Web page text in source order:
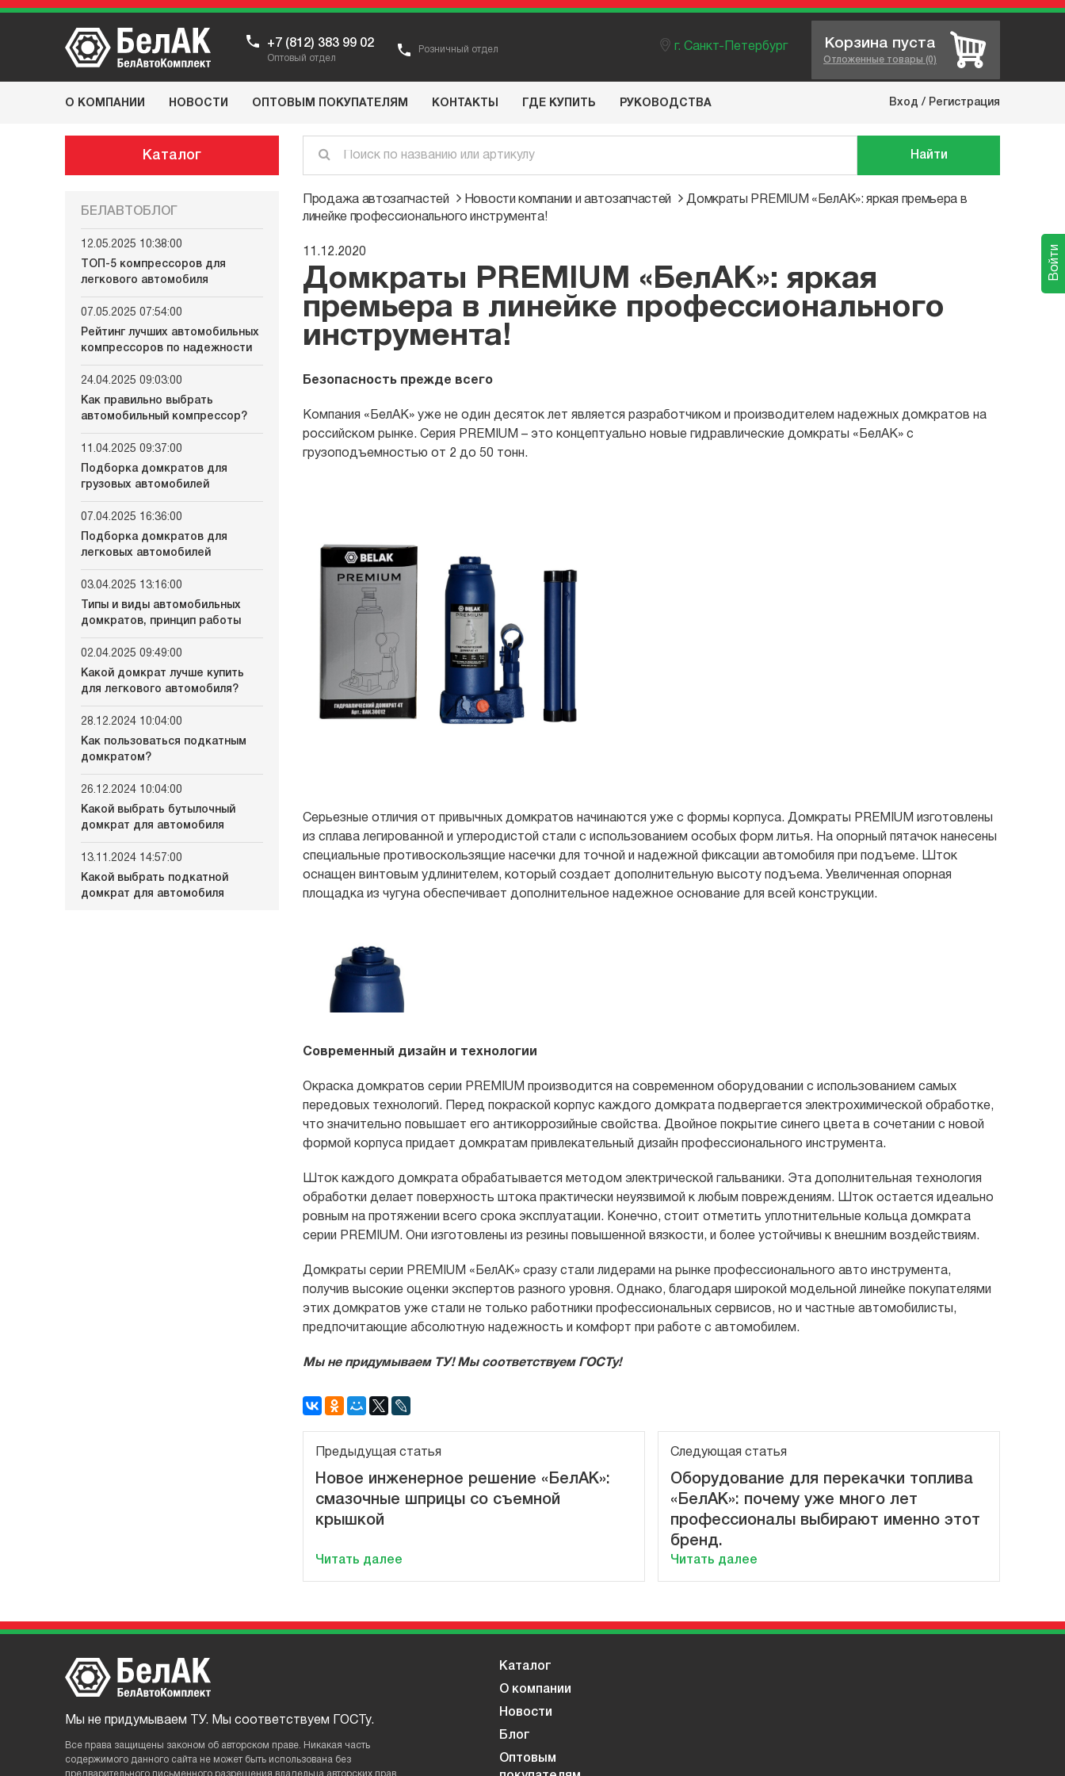
+7 (812) 383 99 02
Оптовый отдел
Розничный отдел г. Санкт-Петербург Корзина пуста
Отложенные товары (0)
О КОМПАНИИ НОВОСТИ ОПТОВЫМ ПОКУПАТЕЛЯМ КОНТАКТЫ ГДЕ КУПИТЬ РУКОВОДСТВА Вход / Регистрация
Каталог Найти
БЕЛАВТОБЛОГ
12.05.2025 10:38:00
ТОП-5 компрессоров для
легкового автомобиля
07.05.2025 07:54:00
Рейтинг лучших автомобильных
компрессоров по надежности
24.04.2025 09:03:00
Как правильно выбрать
автомобильный компрессор?
11.04.2025 09:37:00
Подборка домкратов для
грузовых автомобилей
07.04.2025 16:36:00
Подборка домкратов для
легковых автомобилей
03.04.2025 13:16:00
Типы и виды автомобильных
домкратов, принцип работы
02.04.2025 09:49:00
Какой домкрат лучше купить
для легкового автомобиля?
28.12.2024 10:04:00
Как пользоваться подкатным
домкратом?
26.12.2024 10:04:00
Какой выбрать бутылочный
домкрат для автомобиля
13.11.2024 14:57:00
Какой выбрать подкатной
домкрат для автомобиля
Продажа автозапчастей Новости компании и автозапчастей
Домкраты PREMIUM «БелАК»: яркая премьера в
линейке профессионального инструмента!
11.12.2020
Домкраты PREMIUM «БелАК»: яркая
премьера в линейке профессионального
инструмента!
Безопасность прежде всего
Компания «БелАК» уже не один десяток лет является разработчиком и производителем надежных домкратов на
российском рынке. Серия PREMIUM – это концептуально новые гидравлические домкраты «БелАК» с
грузоподъемностью от 2 до 50 тонн.
Серьезные отличия от привычных домкратов начинаются уже с формы корпуса. Домкраты PREMIUM изготовлены
из сплава легированной и углеродистой стали с использованием особых форм литья. На опорный пятачок нанесены
специальные противоскользящие насечки для точной и надежной фиксации автомобиля при подъеме. Шток
оснащен винтовым удлинителем, который создает дополнительную высоту подъема. Увеличенная опорная
площадка из чугуна обеспечивает дополнительное надежное основание для всей конструкции.
Современный дизайн и технологии
Окраска домкратов серии PREMIUM производится на современном оборудовании с использованием самых
передовых технологий. Перед покраской корпус каждого домкрата подвергается электрохимической обработке,
что значительно повышает его антикоррозийные свойства. Двойное покрытие синего цвета в сочетании с новой
формой корпуса придает домкратам привлекательный дизайн профессионального инструмента.
Шток каждого домкрата обрабатывается методом электрической гальваники. Эта дополнительная технология
обработки делает поверхность штока практически неуязвимой к любым повреждениям. Шток остается идеально
ровным на протяжении всего срока эксплуатации. Конечно, стоит отметить уплотнительные кольца домкрата
серии PREMIUM. Они изготовлены из резины повышенной вязкости, и более устойчивы к внешним воздействиям.
Домкраты серии PREMIUM «БелАК» сразу стали лидерами на рынке профессионального авто инструмента,
получив высокие оценки экспертов разного уровня. Однако, благодаря широкой модельной линейке покупателями
этих домкратов уже стали не только работники профессиональных сервисов, но и частные автомобилисты,
предпочитающие абсолютную надежность и комфорт при работе с автомобилем.
Мы не придумываем ТУ! Мы соответствуем ГОСТу!
Предыдущая статья
Новое инженерное решение «БелАК»:
смазочные шприцы со съемной
крышкой
Читать далее
Следующая статья
Оборудование для перекачки топлива
«БелАК»: почему уже много лет
профессионалы выбирают именно этот
бренд.
Читать далее
Мы не придумываем ТУ. Мы соответствуем ГОСТу.
Все права защищены законом об авторском праве. Никакая часть
содержимого данного сайтa не может быть использована без
предварительного письменного разрешения владельца авторских прав.
Каталог
О компании
Новости
Блог
Оптовым
Войти